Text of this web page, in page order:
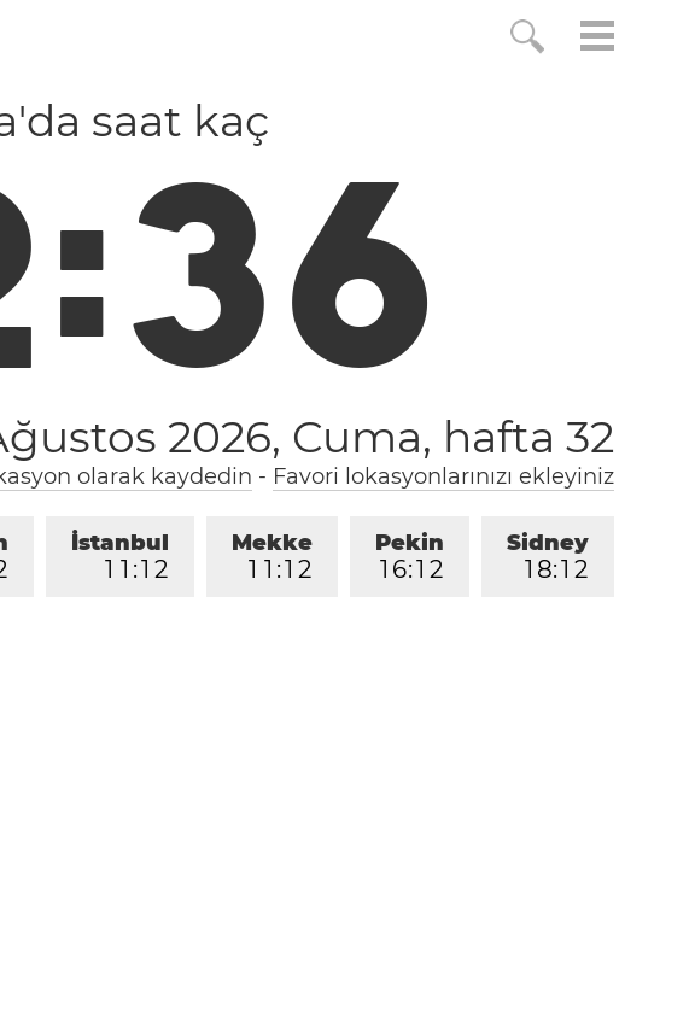
saat kaç
:37
2026, Cuma, hafta 32
olarak kaydedin - Favori lokasyonlarınızı ekleyiniz
Sidney
1 8:1 2
Pekin
1 6:1 2
Mekke
1 1 :1 2
İstanbul
1 1 :1 2